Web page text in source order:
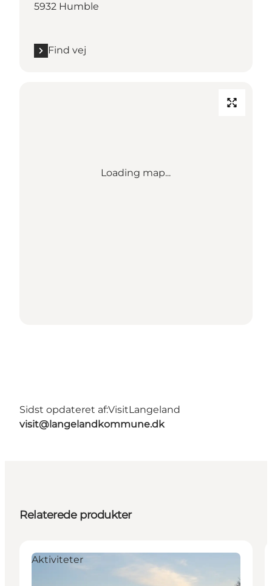
5932 Humble
Find vej
Loading map...
Sidst opdateret af:VisitLangeland
visit@langelandkommune.dk
Relaterede produkter
Aktiviteter